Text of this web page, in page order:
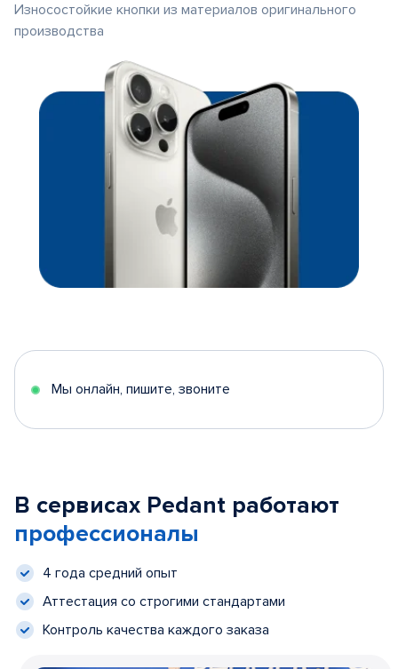
Износостойкие кнопки из материалов оригинального
производства
Мы онлайн, пишите, звоните
В сервисах Pedant работают
профессионалы
4 года средний опыт
Аттестация со строгими стандартами
Контроль качества каждого заказа